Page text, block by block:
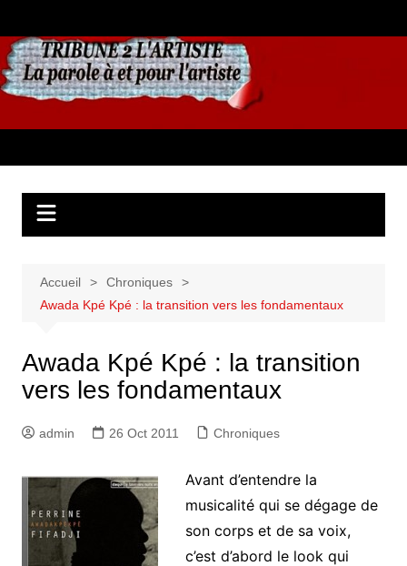
au
contenu
Accueil
Chroniques
Awada Kpé Kpé : la transition vers les fondamentaux
Awada Kpé Kpé : la transition
vers les fondamentaux
admin 26 Oct 2011 Chroniques
Avant d’entendre la
musicalité qui se dégage de
son corps et de sa voix,
c’est d’abord le look qui